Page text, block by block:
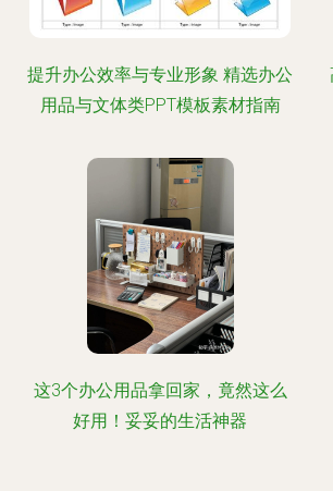
提升办公效率与专业形象 精选办公
用品与文体类PPT模板素材指南
这3个办公用品拿回家，竟然这么
好用！妥妥的生活神器